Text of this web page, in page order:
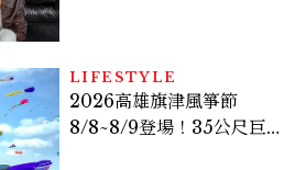
LIFESTYLE
2026高雄旗津風箏節
8/8~8/9登場！35公尺巨大